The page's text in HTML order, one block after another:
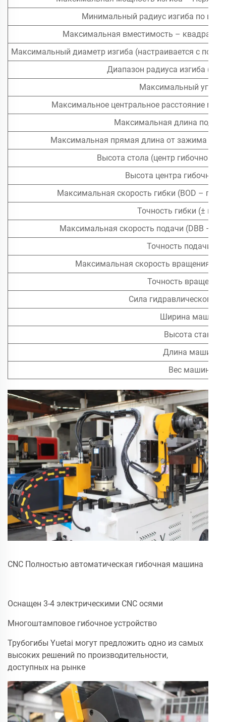
Минимальный радиус изгиба по
Максимальная вместимость –
Максимальный диаметр изгиба (настраивается с
Диапазон радиуса изгиба
Максимальный угол
Максимальное центральное расстояние
Максимальная длина
Максимальная прямая длина от зажима до
Высота стола (центр гибочного
Высота центра гибочного
Максимальная скорость гибки (BOD –
Точность гибки (± мм
Максимальная скорость подачи (DBB –
Точность подачи (±
Максимальная скорость вращения
Точность вращения
Сила гидравлического
Ширина машины
Высота станка
Длина машины
Вес машины
CNC Полностью автоматическая гибочная машина
Оснащен 3-4 электрическими CNC осями
Многоштамповое гибочное устройство
Трубогибы Yuetai могут предложить одно из самых
высоких решений по производительности,
доступных на рынке